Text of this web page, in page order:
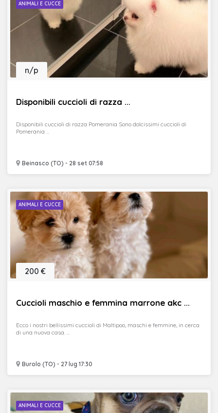
ANIMALI E CUCCE
Disponibili cuccioli di razza ...
Beinasco (TO) - 28 set 07:58
n/p
Disponibili cuccioli di razza Pomerania Sono dolcissimi cuccioli di
Pomerania ...
ANIMALI E CUCCE
Cuccioli maschio e femmina marrone akc ...
Burolo (TO) - 27 lug 17:30
200 €
Ecco i nostri bellissimi cuccioli di Maltipoo, maschi e femmine, in cerca
di una nuova casa. ...
ANIMALI E CUCCE